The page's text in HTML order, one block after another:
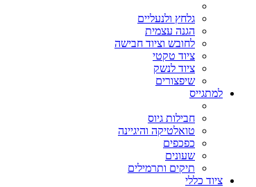
גלחץ ולנעליים
הגנה עצמית
לחובש וציוד חבישה
ציוד טקטי
ציוד לנשק
שיפצורים
למתגייס
חבילות גיוס
טואלטיקה והיגיינה
כפכפים
שעונים
תיקים ותרמילים
ציוד כללי